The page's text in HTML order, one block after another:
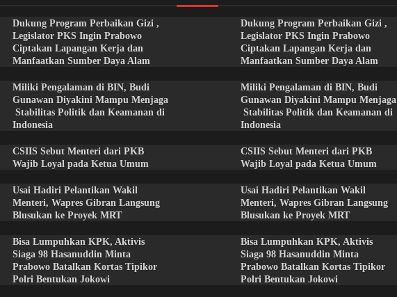
Dukung Program Perbaikan Gizi ,
Legislator PKS Ingin Prabowo
Ciptakan Lapangan Kerja dan
Manfaatkan Sumber Daya Alam
Miliki Pengalaman di BIN, Budi
Gunawan Diyakini Mampu Menjaga
Stabilitas Politik dan Keamanan di
Indonesia
CSIIS Sebut Menteri dari PKB
Wajib Loyal pada Ketua Umum
Usai Hadiri Pelantikan Wakil
Menteri, Wapres Gibran Langsung
Blusukan ke Proyek MRT
Bisa Lumpuhkan KPK, Aktivis
Siaga 98 Hasanuddin Minta
Prabowo Batalkan Kortas Tipikor
Polri Bentukan Jokowi
Dukung Program Perbaikan Gizi ,
Legislator PKS Ingin Prabowo
Ciptakan Lapangan Kerja dan
Manfaatkan Sumber Daya Alam
Miliki Pengalaman di BIN, Budi
Gunawan Diyakini Mampu Menjaga
Stabilitas Politik dan Keamanan di
Indonesia
CSIIS Sebut Menteri dari PKB
Wajib Loyal pada Ketua Umum
Usai Hadiri Pelantikan Wakil
Menteri, Wapres Gibran Langsung
Blusukan ke Proyek MRT
Bisa Lumpuhkan KPK, Aktivis
Siaga 98 Hasanuddin Minta
Prabowo Batalkan Kortas Tipikor
Polri Bentukan Jokowi